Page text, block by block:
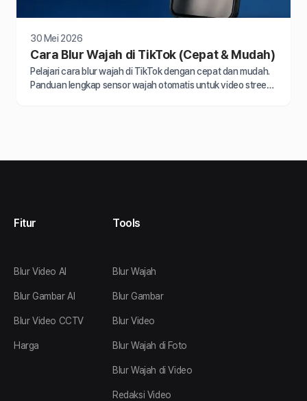
30 Mei 2026
Cara Blur Wajah di TikTok (Cepat & Mudah)
Pelajari cara blur wajah di TikTok dengan cepat dan mudah.
Panduan lengkap sensor wajah otomatis untuk video street
Fitur
Blur Video AI
Blur Gambar AI
Blur Video CCTV
Harga
Tools
Blur Wajah
Blur Gambar
Blur Video
Blur Wajah di Foto
Blur Wajah di Video
Redaksi Video